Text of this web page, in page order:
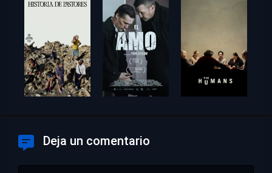
Deja un comentario